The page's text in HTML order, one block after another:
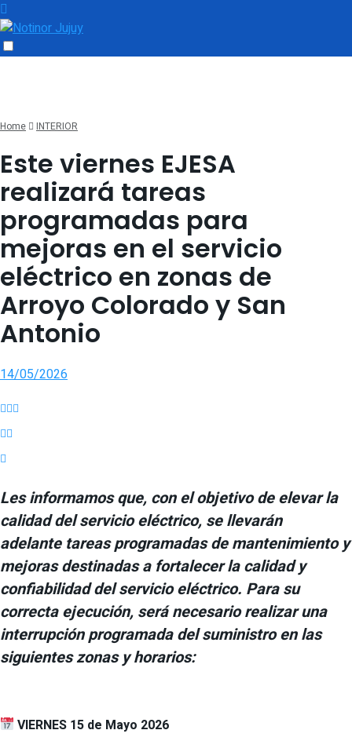
Home INTERIOR
Este viernes EJESA
realizará tareas
programadas para
mejoras en el servicio
eléctrico en zonas de
Arroyo Colorado y San
Antonio
14/05/2026
Les informamos que, con el objetivo de elevar la
calidad del servicio eléctrico, se llevarán
adelante tareas programadas de mantenimiento y
mejorasdestinadas a fortalecer la calidad y
confiabilidad del servicio eléctrico. Para su
correcta ejecución, será necesario realizar una
interrupción programada del suministro en las
siguientes zonas y horarios:
VIERNES 15 de Mayo 2026